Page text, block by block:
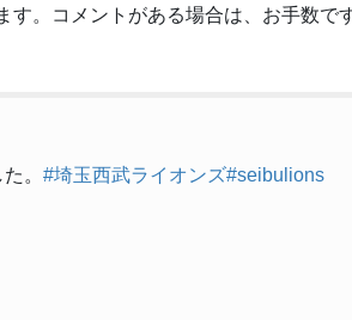
す。コメントがある場合は、お手数で
。 #埼玉西武ライオンズ#seibulions